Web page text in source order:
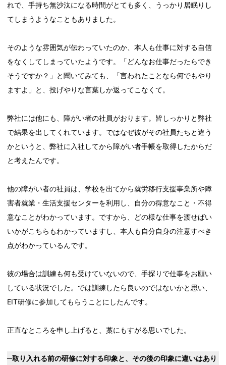
れで、手持ち無沙汰になる時間がとても多く、うっかり居眠りし
てしまうようなこともありました。
そのような雰囲気が伝わっていたのか、本人も仕事に対する自信
をなくしてしまっていたようです。「どんなお仕事だったらでき
そうですか？」と聞いてみても、「言われたことなら何でもやり
ますよ」と、投げやりな言葉しか返ってこなくて。
弊社には他にも、障がい者の社員がおります。皆しっかりと弊社
で結果を出してくれています。ではなぜ彼がその社員たちと違う
かというと、弊社に入社してから障がい者手帳を取得したからだ
と考えたんです。
他の障がい者の社員は、学校を出てから就労移行支援事業所や障
害者就業・生活支援センターを利用し、自分の得意なこと・不得
意なことがわかっています。ですから、どの様な仕事を渡せばい
いかがこちらもわかっていますし、本人も自分自身の注意すべき
点がわかっているんです。
彼の場合は訓練も何も受けていないので、手探りで仕事をお願い
している状況でした。では訓練したら良いのではないかと思い、
EIT研修に参加してもらうことにしたんです。
正直なところを申し上げると、藁にもすがる思いでした。
─取り入れる前の研修に対する印象と、その後の印象に違いはあり